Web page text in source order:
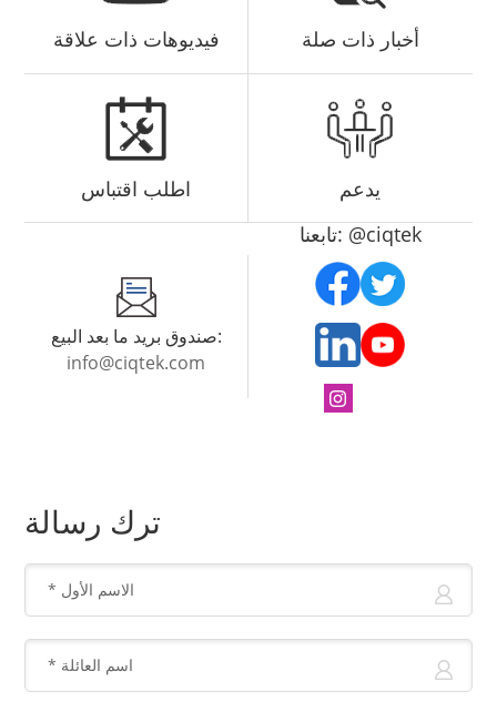
فيديوهات ذات علاقة أخبار ذات صلة
اطلب اقتباس يدعم
صندوق بريد ما بعد البيع:
info@ciqtek.com
تابعنا: @ciqtek
ترك رسالة